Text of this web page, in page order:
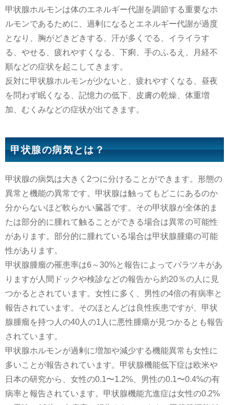
甲状腺ホルモンは体のエネルギー代謝を調節する重要なホ
ルモンであるために、過剰になるとエネルギー代謝が過度
となり、胸がどきどきする、汗が多くでる、イライラす
る、やせる、疲れやすくなる、下痢、手のふるえ、月経不
順などの症状を起こしてきます。
反対に甲状腺ホルモンが少ないと、疲れやすくなる、昼夜
を問わず眠くなる、記憶力の低下、皮膚の乾燥、体重増
加、むくみなどの症状が出てきます。
甲状腺の病気とは？
甲状腺の病気は大きく2つに分けることができます。形態の
異常と機能の異常です。甲状腺は触ってもどこにあるのか
分からないほど軟らかい臓器です。その甲状腺が全体的ま
たは部分的に腫れて触ることができる場合は異常の可能性
があります。部分的に腫れている場合は甲状腺腫瘍の可能
性があります。
甲状腺腫瘤の罹患率は6～30%と報告によってバラツキがあ
りますが人間ドックや検診などの報告から約20％の人に見
つかるとされています。女性に多く、男性の4倍の有病率と
報告されています。そのほとんどは良性疾患ですが、甲状
腺腫瘤を持つ人の40人の1人に悪性腫瘍が見つかるとも報告
されています。
甲状腺ホルモンが過剰に増加や減少する機能異常も女性に
多いことが報告されています。甲状腺機能低下症は欧米や
日本の研究から、女性の0.1〜1.2%、男性の0.1〜0.4%の有
病率と報告されています。甲状腺機能亢進症は女性の0.2%